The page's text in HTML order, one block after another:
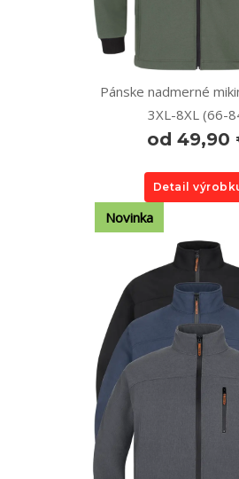
Pánske nadmerné
3XL-8XL (66-
od 49,90
Detail
Novinka